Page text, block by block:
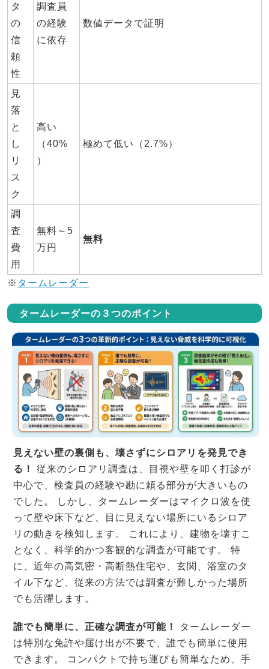
タ
の
信
頼
性
調査員
の経験
に依存
数値データで証明
見
落
と
し
リ
ス
ク
高い
（40%
）
極めて低い（2.7%）
調
査
費
用
無料～5
万円
無料
※ タームレーダー
タームレーダーの３つのポイント
見えない壁の裏側も、壊さずにシロアリを発見でき
る！
従来のシロアリ調査は、目視や壁を叩く打診が
中心で、検査員の経験や勘に頼る部分が大きいもの
でした。 しかし、タームレーダーはマイクロ波を使
って壁や床下など、目に見えない場所にいるシロア
リの動きを検知します。 これにより、建物を壊すこ
となく、科学的かつ客観的な調査が可能です。 特
に、近年の高気密・高断熱住宅や、玄関、浴室のタ
イル下など、従来の方法では調査が難しかった場所
でも活躍します。
誰でも簡単に、正確な調査が可能！
タームレーダー
は特別な免許や届け出が不要で、誰でも簡単に使用
できます。 コンパクトで持ち運びも簡単なため、手